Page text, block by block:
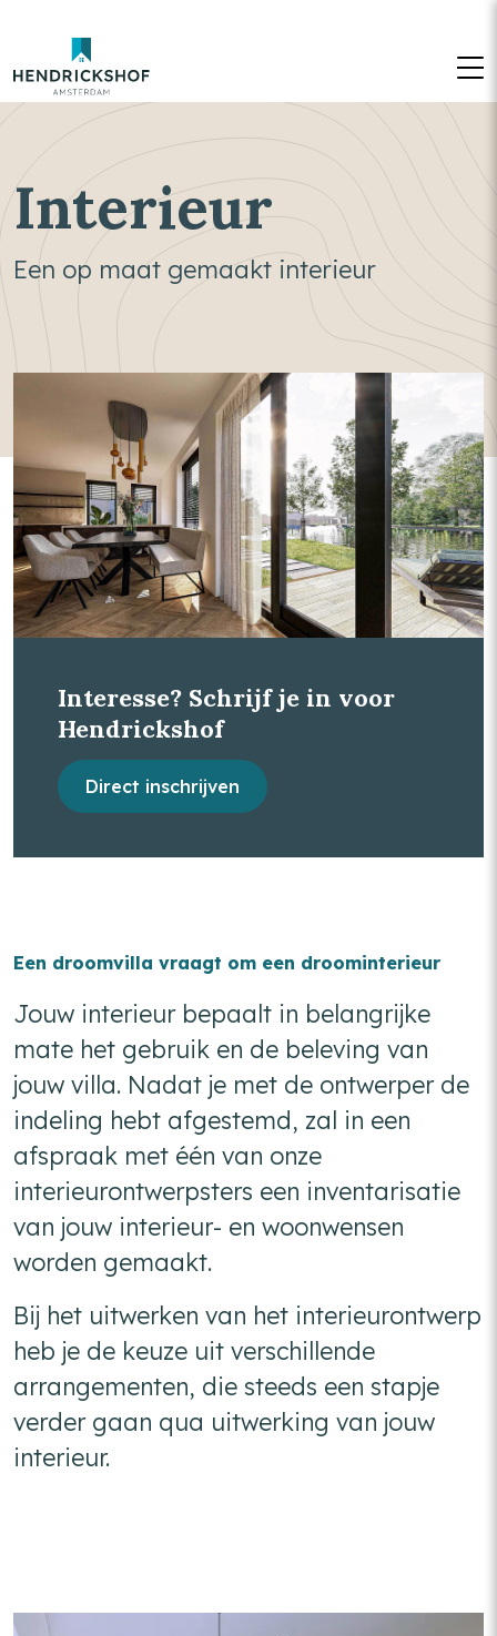
Interieur
Een op maat gemaakt interieur
Interesse? Schrijf je in voor
Hendrickshof
Direct inschrijven
Een droomvilla vraagt om een droominterieur
Jouw interieur bepaalt in belangrijke
mate het gebruik en de beleving van
jouw villa. Nadat je met de ontwerper de
indeling hebt afgestemd, zal in een
afspraak met één van onze
interieurontwerpsters een inventarisatie
van jouw interieur- en woonwensen
worden gemaakt.
Bij het uitwerken van het interieurontwerp
heb je de keuze uit verschillende
arrangementen, die steeds een stapje
verder gaan qua uitwerking van jouw
interieur.